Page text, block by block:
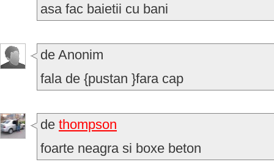
asa fac baietii cu bani
de Anonim
fala de {pustan }fara cap
de thompson
foarte neagra si boxe beton